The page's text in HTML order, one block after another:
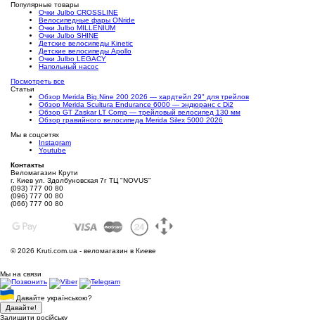
Популярные товары
Очки Julbo CROSSLINE
Велосипедные фары ONride
Очки Julbo MILLENIUM
Очки Julbo SHINE
Детские велосипеды Kinetic
Детские велосипеды Apollo
Очки Julbo LEGACY
Напольный насос
Посмотреть все
Статьи
Обзор Merida Big.Nine 200 2026 — хардтейл 29" для трейлов
Обзор Merida Scultura Endurance 6000 — эндюранс с Di2
Обзор GT Zaskar LT Comp — трейловый велосипед 130 мм
Обзор гравийного велосипеда Merida Silex 5000 2026
Мы в соцсетях
Instagram
Youtube
Контакты
Веломагазин Крути
г. Киев ул. Здолбуновская 7г ТЦ "NOVUS"
(093) 777 00 80
(096) 777 00 80
(066) 777 00 80
©2026 Kruti.com.ua - веломагазин в Киеве
Мы на связи
Давайте українською?
Давайте!
Залишити російську